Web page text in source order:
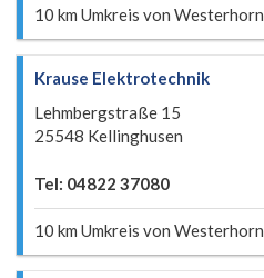
10 km Umkreis von Westerhorn
Krause Elektrotechnik
Lehmbergstraße 15
25548 Kellinghusen
Tel: 04822 37080
10 km Umkreis von Westerhorn